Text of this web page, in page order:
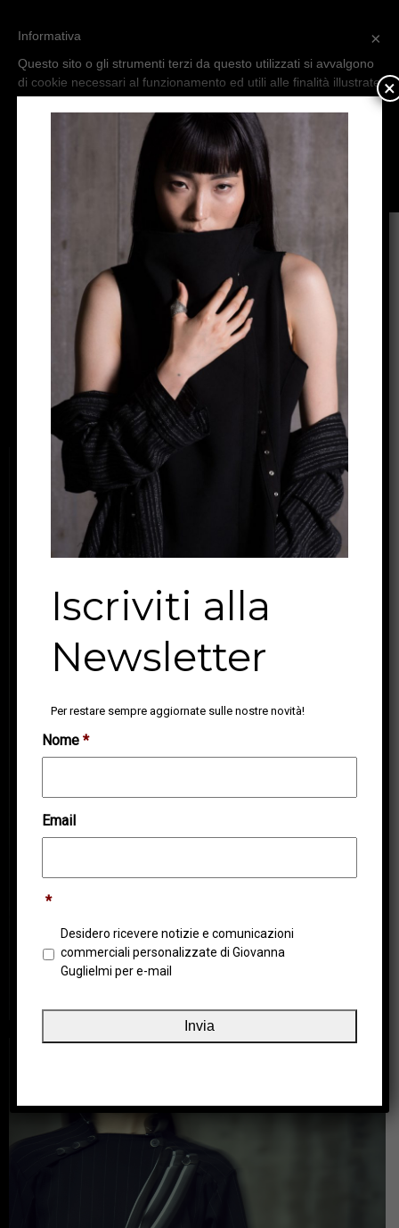
Un pantalone, un abito…infilare nel trolley, schekerare e alternare in
versione TADASHI.
Spirito di una donna interpretato da un marchio.
Ritratto di una donna “libera”.
L’istante creativo.
Iscriviti alla
Newsletter
Per restare sempre aggiornate sulle nostre novità!
Nome *
Email
*
Desidero ricevere notizie e comunicazioni
commerciali personalizzate di Giovanna
Guglielmi per e-mail
×
×
Informativa
Questo sito o gli strumenti terzi da questo utilizzati si avvalgono
di cookie necessari al funzionamento ed utili alle finalità illustrate
nella cookie policy. Se vuoi saperne di più o negare il consenso
a tutti o ad alcuni cookie, consulta la
cookie policy
Chiudendo questo banner, scorrendo questa pagina, cliccando
su un link o proseguendo la navigazione in altra maniera,
acconsenti all’uso dei cookie.